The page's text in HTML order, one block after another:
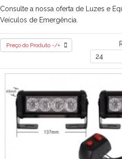
Consulte a nossa oferta de Luzes e
Veículos de Emergência.
Preço do Produto -/+